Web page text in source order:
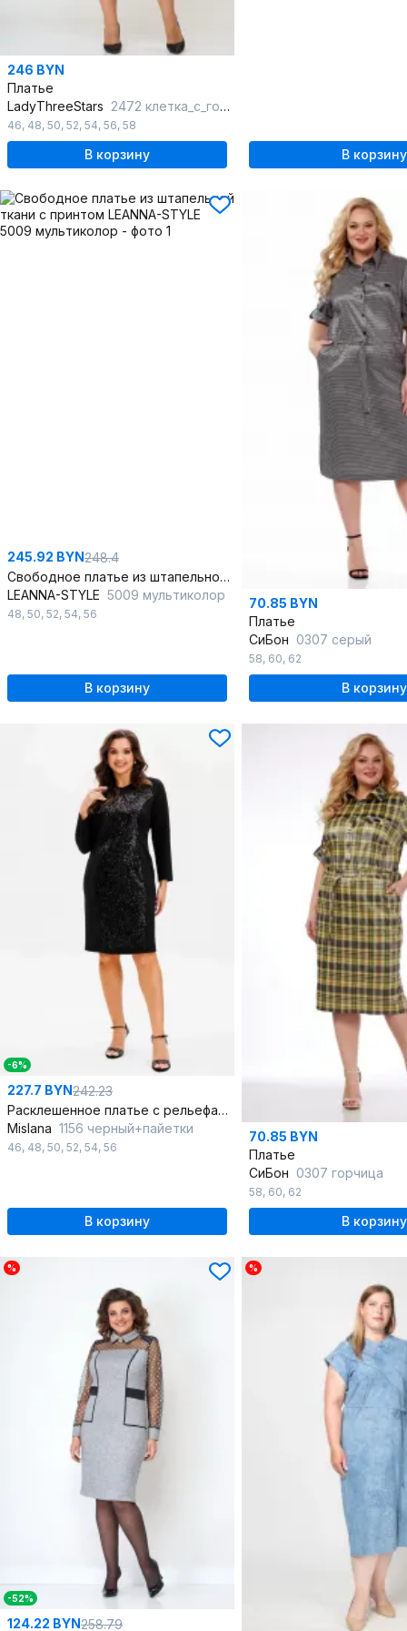
246 BYN
Платье
LadyThreeStars 2472 клетка_с_горчичным
46, 48, 50, 52, 54, 56, 58
В корзину В корзину
245.92 BYN248.4
Свободное платье из штапельной ткани с принтом
LEANNA-STYLE 5009 мультиколор
48, 50, 52, 54, 56
В корзину
70.85 BYN
Платье
СиБон 0307 серый
58, 60, 62
В корзину
-6%
227.7 BYN242.23
Расклешенное платье с рельефами и пайетками с эффектом шлейфа
Mislana 1156 черный+пайетки
46, 48, 50, 52, 54, 56
В корзину
70.85 BYN
Платье
СиБон 0307 горчица
58, 60, 62
В корзину
%
-52%
124.22 BYN258.79
%